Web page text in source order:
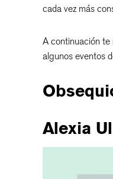
cada vez más
A continuación te
algunos eventos
Alexia